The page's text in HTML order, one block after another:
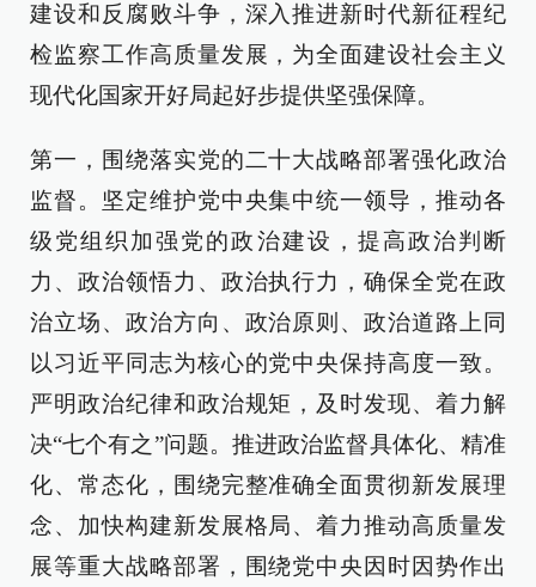
建设和反腐败斗争，深入推进新时代新征程纪
检监察工作高质量发展，为全面建设社会主义
现代化国家开好局起好步提供坚强保障。
第一，围绕落实党的二十大战略部署强化政治
监督。坚定维护党中央集中统一领导，推动各
级党组织加强党的政治建设，提高政治判断
力、政治领悟力、政治执行力，确保全党在政
治立场、政治方向、政治原则、政治道路上同
以习近平同志为核心的党中央保持高度一致。
严明政治纪律和政治规矩，及时发现、着力解
决“七个有之”问题。推进政治监督具体化、精准
化、常态化，围绕完整准确全面贯彻新发展理
念、加快构建新发展格局、着力推动高质量发
展等重大战略部署，围绕党中央因时因势作出